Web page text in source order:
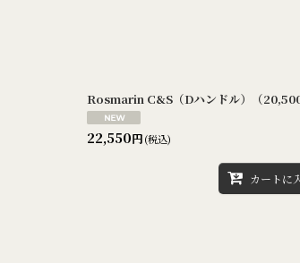
Rosmarin C&S（Dハンドル）（20,500
22,550円(税込)
カートに